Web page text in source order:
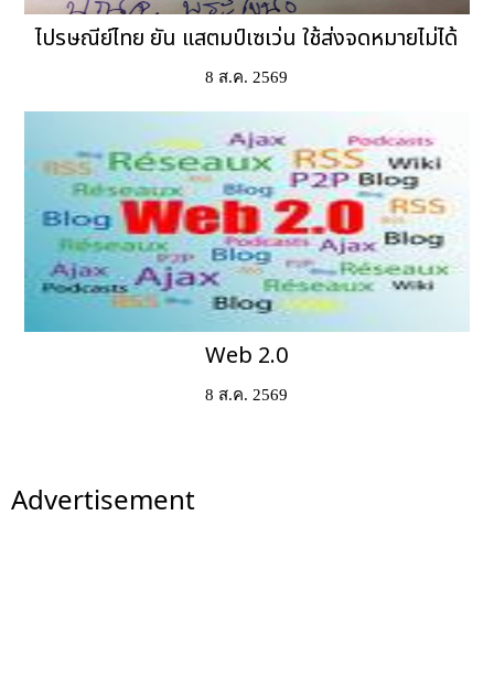
ไปรษณีย์ไทย ยัน แสตมป์เซเว่น ใช้ส่งจดหมายไม่ได้
8 ส.ค. 2569
Web 2.0
8 ส.ค. 2569
Advertisement